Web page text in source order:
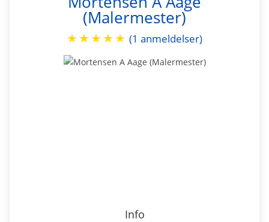
(Malermester)
★★★★★ (1 anmeldelser)
Info